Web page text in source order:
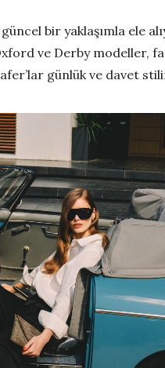
bir yaklaşımla ele
ve Derby modeller,
günlük ve davet